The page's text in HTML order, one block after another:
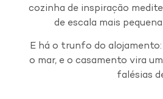
cozinha de inspiração
de escala mais
E há o trunfo do
o mar, e o casamento vira
falésias